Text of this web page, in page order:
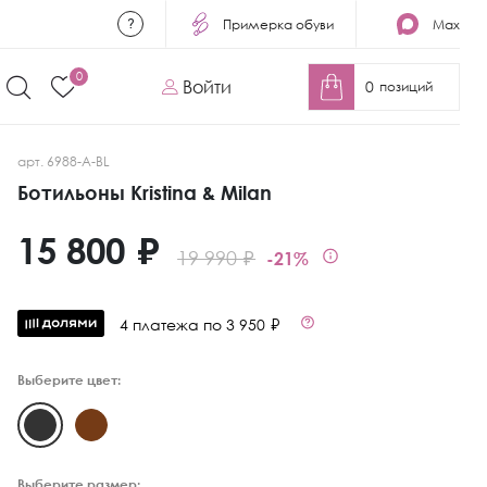
Примерка обуви Max
0
Войти 0 позиций
арт. 6988-A-BL
Ботильоны Kristina & Milan
19 990 ₽ -21%
15 800 ₽
4 платежа по 3 950 ₽
Выберите цвет: